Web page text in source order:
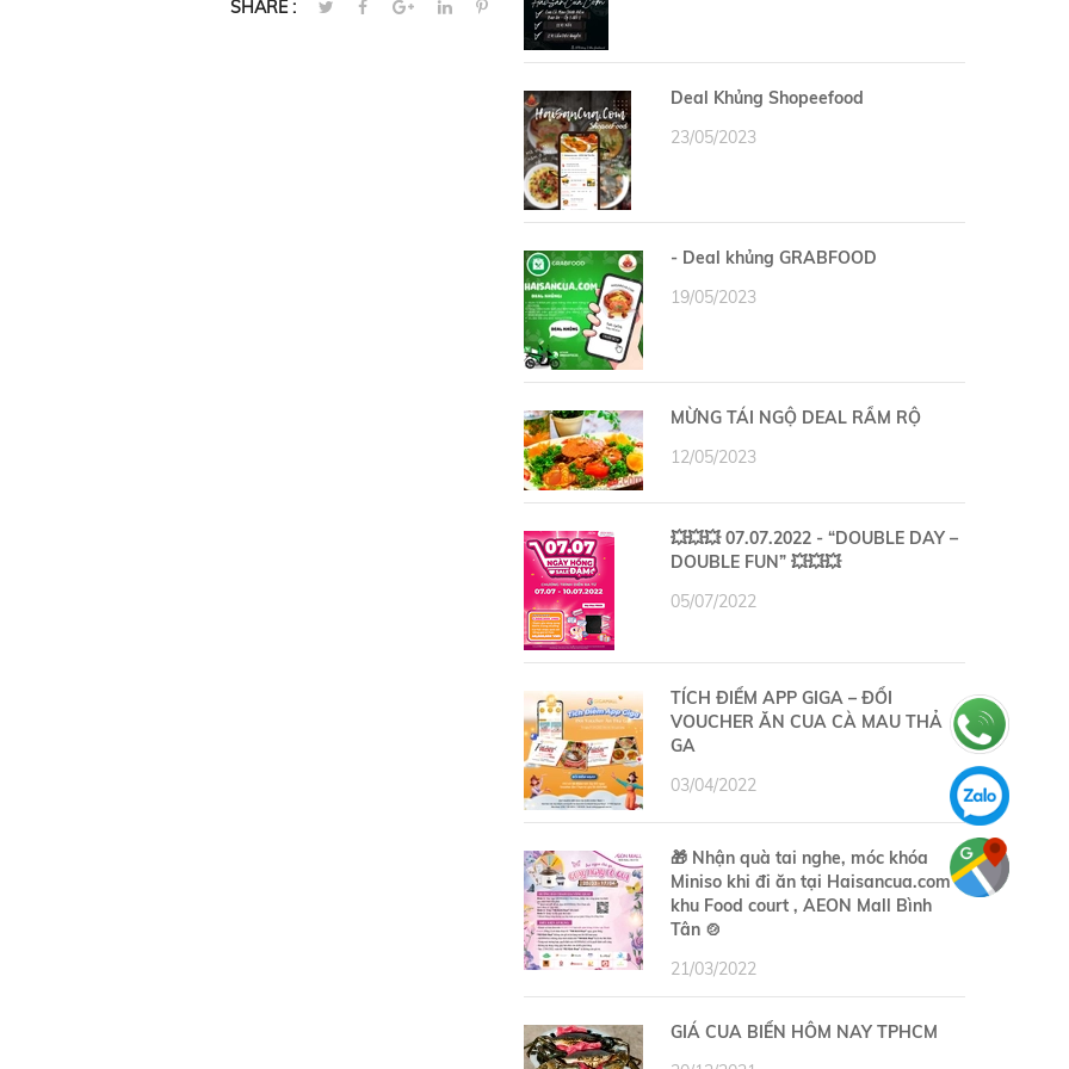
SHARE :
Deal Khủng Shopeefood
23/05/2023
- Deal khủng GRABFOOD
19/05/2023
MỪNG TÁI NGỘ DEAL RẦM RỘ
12/05/2023
💥💥💥 07.07.2022 - “DOUBLE DAY –
DOUBLE FUN” 💥💥💥
05/07/2022
TÍCH ĐIỂM APP GIGA – ĐỔI
VOUCHER ĂN CUA CÀ MAU THẢ
GA
03/04/2022
🎁 Nhận quà tai nghe, móc khóa
Miniso khi đi ăn tại Haisancua.com –
khu Food court , AEON Mall Bình
Tân 🍲
21/03/2022
GIÁ CUA BIỂN HÔM NAY TPHCM